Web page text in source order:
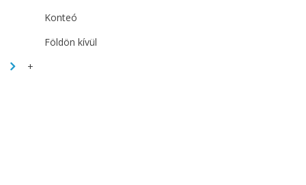
Konteó
Földön kívül
+